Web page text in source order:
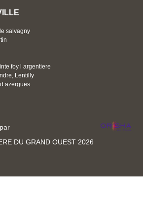
salvagny
foy l argentiere
Lentilly
azergues
DU GRAND OUEST 2026